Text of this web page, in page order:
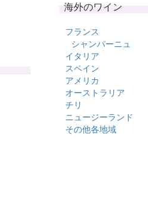
海外のワイン
フランス
シャンパーニュ
イタリア
スペイン
アメリカ
オーストラリア
チリ
ニュージーランド
その他各地域